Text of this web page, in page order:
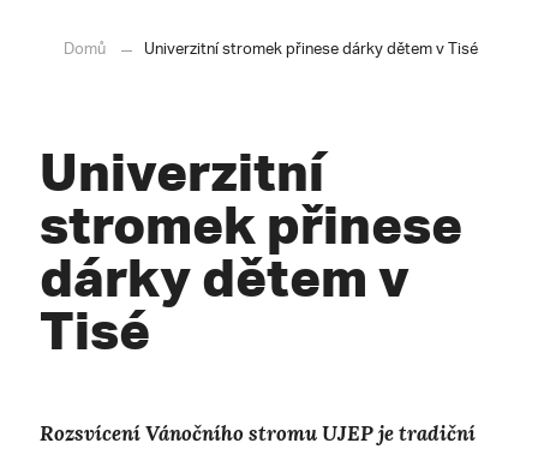
Domů Univerzitní stromek přinese dárky dětem v Tisé
Univerzitní
stromek přinese
dárky dětem v
Tisé
Rozsvícení Vánočního stromu UJEP je tradiční